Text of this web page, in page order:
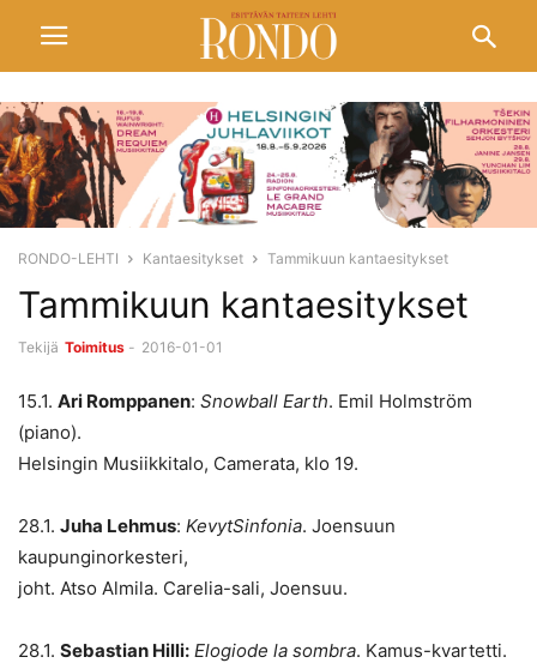
RONDO-LEHTI Kantaesitykset Tammikuun kantaesitykset
Tammikuun kantaesitykset
Tekijä Toimitus - 2016-01-01
15.1. Ari Romppanen: Snowball Earth. Emil Holmström
(piano).
Helsingin Musiikkitalo, Camerata, klo 19.
28.1. Juha Lehmus: KevytSinfonia. Joensuun
kaupunginorkesteri,
joht. Atso Almila. Carelia-sali, Joensuu.
28.1. Sebastian Hilli: Elogiode la sombra. Kamus-kvartetti.